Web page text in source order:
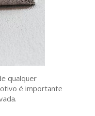
qualquer
é importante